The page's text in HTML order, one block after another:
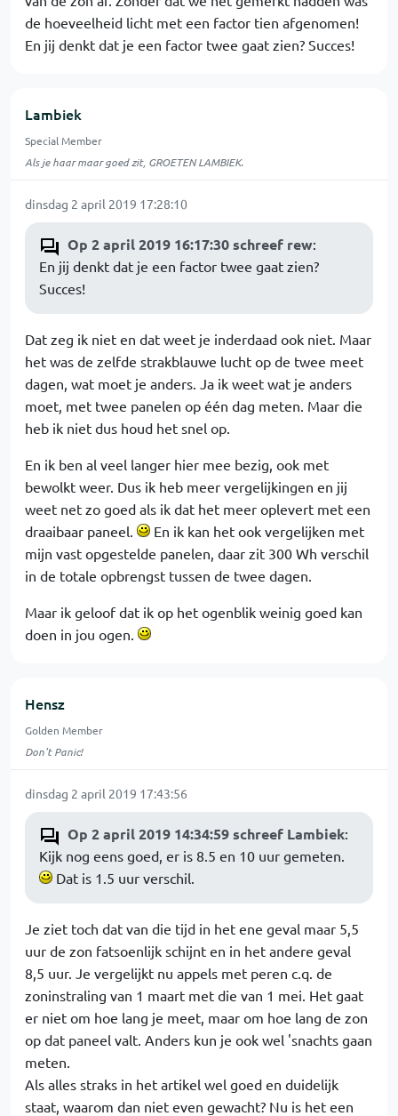
de hoeveelheid licht met een factor tien afgenomen!
En jij denkt dat je een factor twee gaat zien? Succes!
Lambiek
Special Member
Als je haar maar goed zit, GROETEN LAMBIEK.
dinsdag 2 april 2019 17:28:10
Op 2 april 2019 16:17:30 schreef rew:
En jij denkt dat je een factor twee gaat zien?
Succes!
Dat zeg ik niet en dat weet je inderdaad ook niet. Maar
het was de zelfde strakblauwe lucht op de twee meet
dagen, wat moet je anders. Ja ik weet wat je anders
moet, met twee panelen op één dag meten. Maar die
heb ik niet dus houd het snel op.
En ik ben al veel langer hier mee bezig, ook met
bewolkt weer. Dus ik heb meer vergelijkingen en jij
weet net zo goed als ik dat het meer oplevert met een
draaibaar paneel.
En ik kan het ook vergelijken met
mijn vast opgestelde panelen, daar zit 300 Wh verschil
in de totale opbrengst tussen de twee dagen.
Maar ik geloof dat ik op het ogenblik weinig goed kan
doen in jou ogen.
Hensz
Golden Member
Don't Panic!
dinsdag 2 april 2019 17:43:56
Op 2 april 2019 14:34:59 schreef Lambiek:
Kijk nog eens goed, er is 8.5 en 10 uur gemeten.
Dat is 1.5 uur verschil.
Je ziet toch dat van die tijd in het ene geval maar 5,5
uur de zon fatsoenlijk schijnt en in het andere geval
8,5 uur. Je vergelijkt nu appels met peren c.q. de
zoninstraling van 1 maart met die van 1 mei. Het gaat
er niet om hoe lang je meet, maar om hoe lang de zon
op dat paneel valt. Anders kun je ook wel 'snachts gaan
meten.
Als alles straks in het artikel wel goed en duidelijk
staat, waarom dan niet even gewacht? Nu is het een